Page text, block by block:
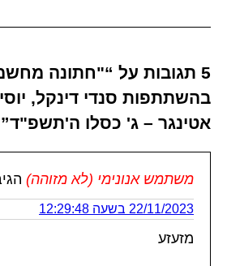
5 תגובות על “"חתונה
בהשתתפות סנדי דינקל, יוסי
אטינגר – ג' כסלו ה'תשפ"ד”
משתמש אנונימי (לא מזוהה)
22/11/2023 בשעה 12:29:48
מזעזע